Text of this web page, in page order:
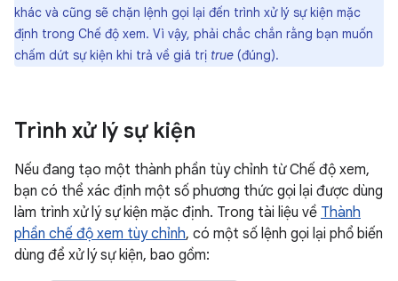
khác và cũng sẽ chặn lệnh gọi lại đến trình xử lý sự kiện mặc
định trong Chế độ xem. Vì vậy, phải chắc chắn rằng bạn muốn
chấm dứt sự kiện khi trả về giá trị true (đúng).
Trình xử lý sự kiện
Nếu đang tạo một thành phần tùy chỉnh từ Chế độ xem,
bạn có thể xác định một số phương thức gọi lại được dùng
làm trình xử lý sự kiện mặc định. Trong tài liệu về Thành
phần chế độ xem tùy chỉnh, có một số lệnh gọi lại phổ biến
dùng để xử lý sự kiện, bao gồm: